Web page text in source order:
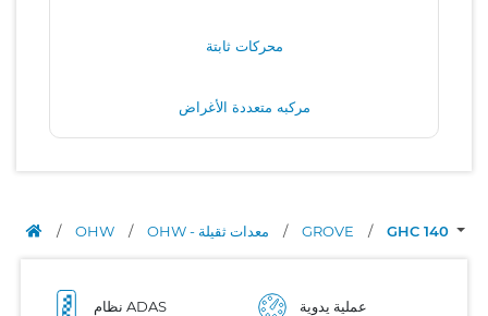
محركات ثابتة
مركبه متعددة الأغراض
/ OHW / / GROVE / GHC 140
نظام ADAS عملية يدوية